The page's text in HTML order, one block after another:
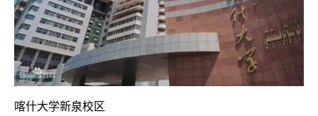
喀什大学新泉校区